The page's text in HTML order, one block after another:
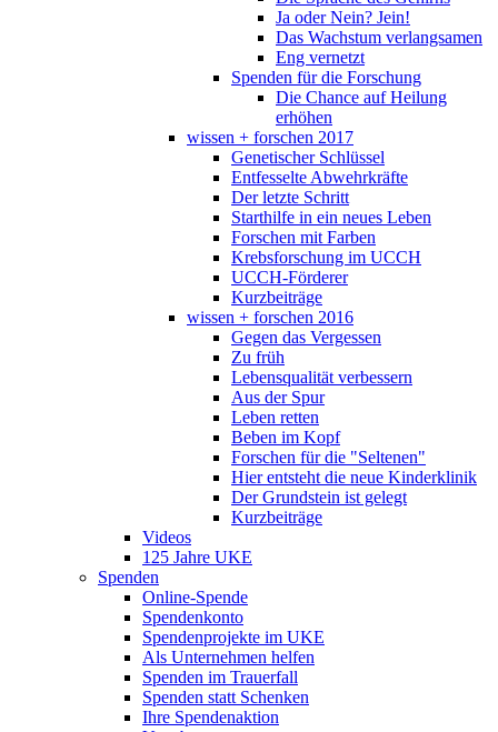
Ja oder Nein? Jein!
Das Wachstum verlangsamen
Eng vernetzt
Spenden für die Forschung
Die Chance auf Heilung
erhöhen
wissen + forschen 2017
Genetischer Schlüssel
Entfesselte Abwehrkräfte
Der letzte Schritt
Starthilfe in ein neues Leben
Forschen mit Farben
Krebsforschung im UCCH
UCCH-Förderer
Kurzbeiträge
wissen + forschen 2016
Gegen das Vergessen
Zu früh
Lebensqualität verbessern
Aus der Spur
Leben retten
Beben im Kopf
Forschen für die "Seltenen"
Hier entsteht die neue Kinderklinik
Der Grundstein ist gelegt
Kurzbeiträge
Videos
125 Jahre UKE
Spenden
Online-Spende
Spendenkonto
Spendenprojekte im UKE
Als Unternehmen helfen
Spenden im Trauerfall
Spenden statt Schenken
Ihre Spendenaktion